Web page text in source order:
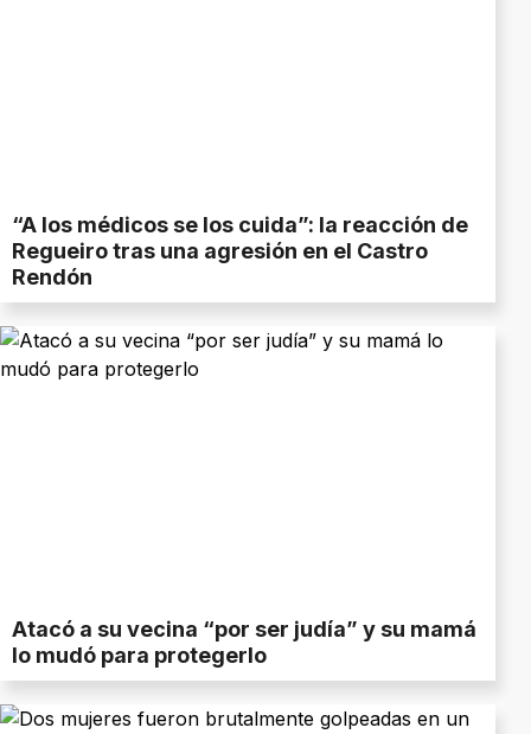
“A los médicos se los cuida”: la reacción de
Regueiro tras una agresión en el Castro
Rendón
Atacó a su vecina “por ser judía” y su mamá
lo mudó para protegerlo